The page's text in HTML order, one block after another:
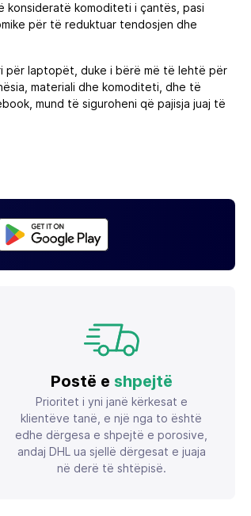
konsideratë komoditeti i çantës, pasi
për të reduktuar tendosjen dhe
për laptopët, duke i bërë më të lehtë për
materiali dhe komoditeti, dhe të
mund të siguroheni që pajisja juaj të
Postë e shpejtë
Prioritet i yni janë kërkesat e
klientëve tanë, e një nga to është
edhe dërgesa e shpejtë e porosive,
andaj DHL ua sjellë dërgesat e juaja
në derë të shtëpisë.